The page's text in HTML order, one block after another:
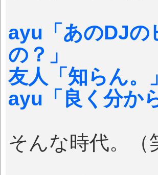
ayu「あのDJの
の？」
友人「知らん。」
ayu「良く分か
そんな時代。（